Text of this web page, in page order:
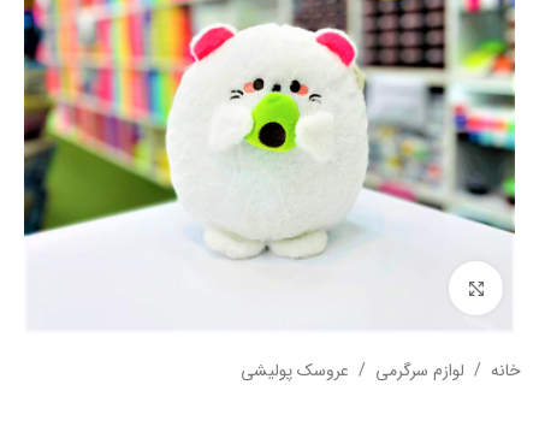
بزرگنمایی تصویر
خانه / لوازم سرگرمی / عروسک پولیشی